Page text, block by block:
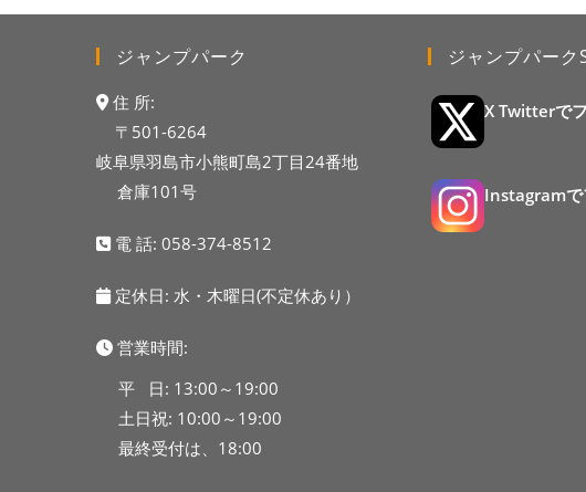
ジャンプパーク
住 所:
〒501-6264
岐阜県羽島市小熊町島2丁目24番地
倉庫101号
電 話: 058-374-8512
定休日: 水・木曜日(不定休あり）
営業時間:
平 日: 13:00～19:00
土日祝: 10:00～19:00
最終受付は、18:00
ジャンプパーク
X Twitterで
Instagramで